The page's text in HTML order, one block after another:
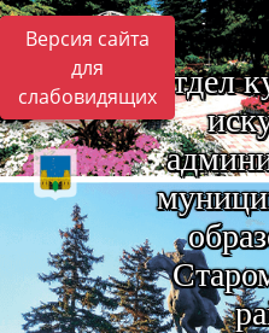
Версия сайта
для
слабовидящих Отдел